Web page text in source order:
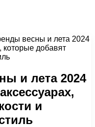
весны и лета 2024
добавят
и лета 2024
и